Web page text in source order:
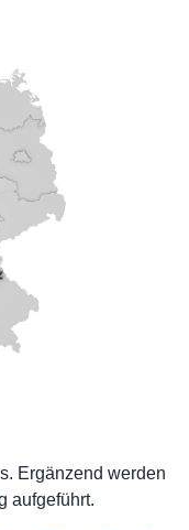
Ergänzend werden
aufgeführt.